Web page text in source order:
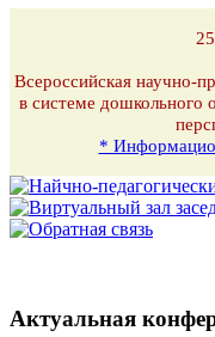
Всероссийская научно-
в системе дошкольного
*
Актуальная